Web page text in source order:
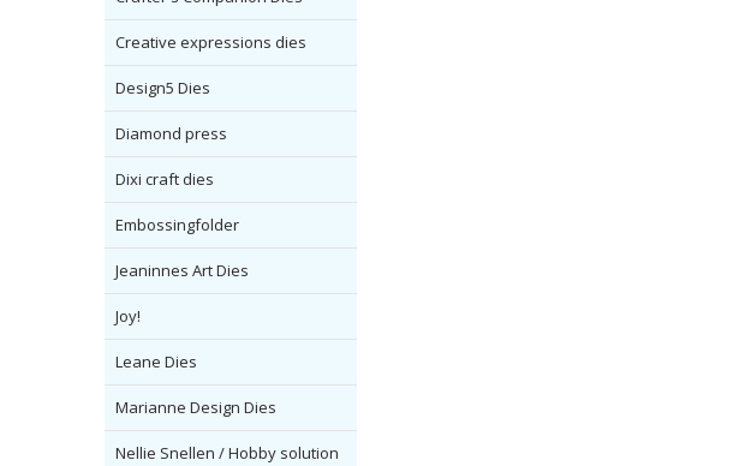
Creative expressions dies
Design5 Dies
Diamond press
Dixi craft dies
Embossingfolder
Jeaninnes Art Dies
Joy!
Leane Dies
Marianne Design Dies
Nellie Snellen / Hobby solution